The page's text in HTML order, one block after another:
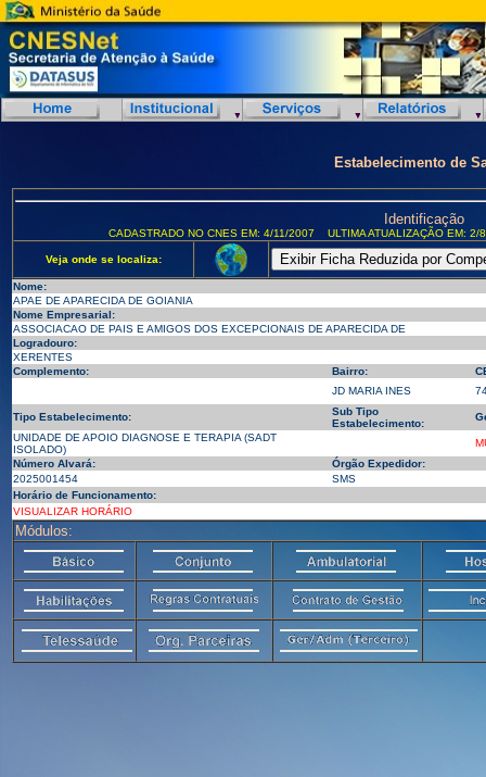
Estabelecimento de
Identificação
CADASTRADO NO CNES EM: 4/11/2007 ULTIMA ATUALIZAÇÃO EM:
Veja onde se localiza:
Nome:
APAE DE APARECIDA DE GOIANIA
Nome Empresarial:
ASSOCIACAO DE PAIS E AMIGOS DOS EXCEPCIONAIS DE APARECIDA DE
Logradouro:
XERENTES
Complemento:
Bairro:
JD MARIA INES
Tipo Estabelecimento:
Sub Tipo
Estabelecimento:
UNIDADE DE APOIO DIAGNOSE E TERAPIA (SADT
ISOLADO)
Número Alvará:
Órgão Expedidor:
2025001454
SMS
Horário de Funcionamento:
VISUALIZAR HORÁRIO
Módulos: